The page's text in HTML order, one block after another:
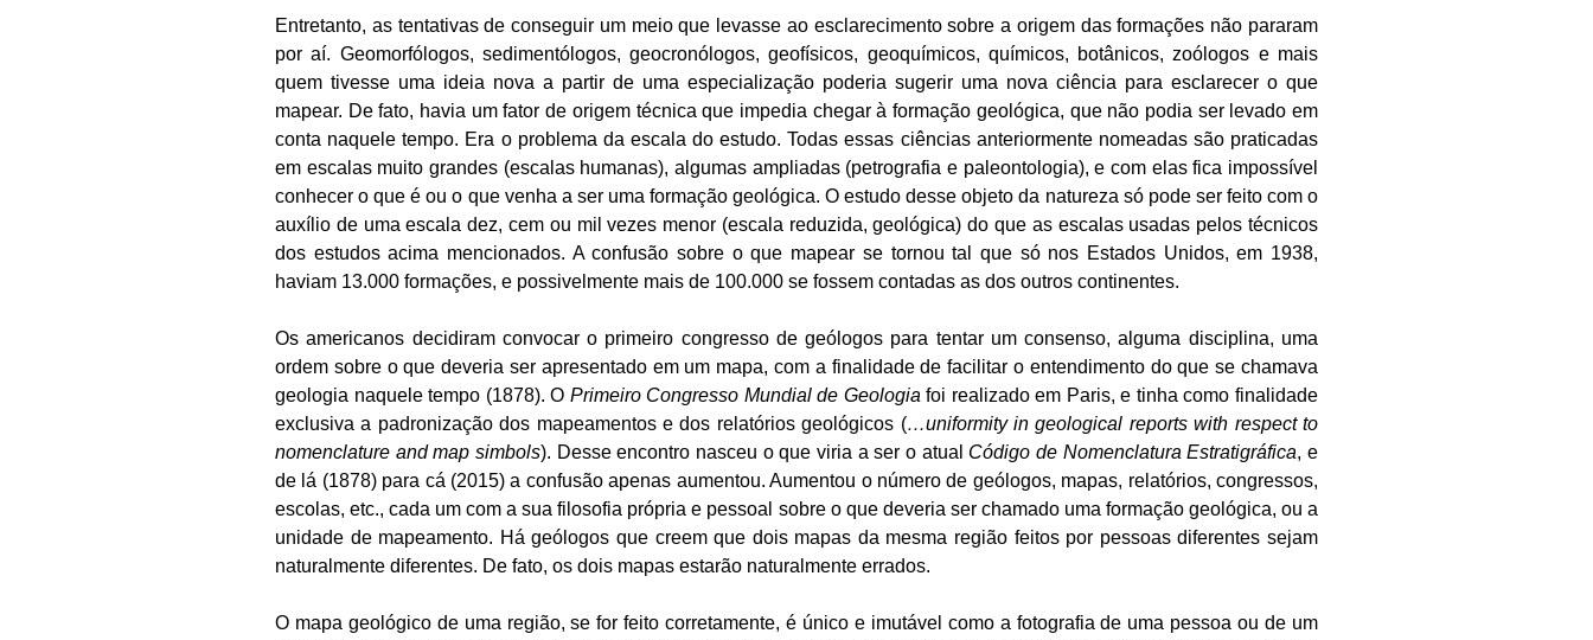
Entretanto, as tentativas de conseguir um meio que levasse ao esclarecimento sobre a origem das formações não pararam
por aí. Geomorfólogos, sedimentólogos, geocronólogos, geofísicos, geoquímicos, químicos, botânicos, zoólogos e mais
quem tivesse uma ideia nova a partir de uma especialização poderia sugerir uma nova ciência para esclarecer o que
mapear. De fato, havia um fator de origem técnica que impedia chegar à formação geológica, que não podia ser levado em
conta naquele tempo. Era o problema da escala do estudo. Todas essas ciências anteriormente nomeadas são praticadas
em escalas muito grandes (escalas humanas), algumas ampliadas (petrografia e paleontologia), e com elas fica impossível
conhecer o que é ou o que venha a ser uma formação geológica. O estudo desse objeto da natureza só pode ser feito com o
auxílio de uma escala dez, cem ou mil vezes menor (escala reduzida, geológica) do que as escalas usadas pelos técnicos
dos estudos acima mencionados. A confusão sobre o que mapear se tornou tal que só nos Estados Unidos, em 1938,
haviam 13.000 formações, e possivelmente mais de 100.000 se fossem contadas as dos outros continentes.
Os americanos decidiram convocar o primeiro congresso de geólogos para tentar um consenso, alguma disciplina, uma
ordem sobre o que deveria ser apresentado em um mapa, com a finalidade de facilitar o entendimento do que se chamava
geologia naquele tempo (1878). O Primeiro Congresso Mundial de Geologia foi realizado em Paris, e tinha como finalidade
exclusiva a padronização dos mapeamentos e dos relatórios geológicos (…uniformity in geological reports with respect to
nomenclature and map simbols). Desse encontro nasceu o que viria a ser o atual Código de Nomenclatura Estratigráfica, e
de lá (1878) para cá (2015) a confusão apenas aumentou. Aumentou o número de geólogos, mapas, relatórios, congressos,
escolas, etc., cada um com a sua filosofia própria e pessoal sobre o que deveria ser chamado uma formação geológica, ou a
unidade de mapeamento. Há geólogos que creem que dois mapas da mesma região feitos por pessoas diferentes sejam
naturalmente diferentes. De fato, os dois mapas estarão naturalmente errados.
O mapa geológico de uma região, se for feito corretamente, é único e imutável como a fotografia de uma pessoa ou de um